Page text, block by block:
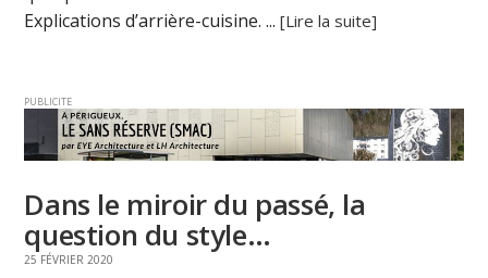
Explications d’arrière-cuisine. ...[Lire la suite]
PUBLICITE
Dans le miroir du passé, la
question du style…
25 FÉVRIER 2020